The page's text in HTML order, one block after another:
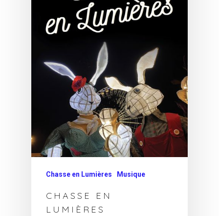
Chasse en Lumières Musique
CHASSE EN
LUMIÈRES